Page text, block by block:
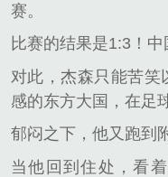
赛。
比赛的结果是1:3！
对此，杰森只能苦笑
感的东方大国，在足
郁闷之下，他又跑到
当他回到住处，看